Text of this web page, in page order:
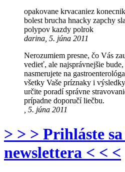
opakovane krvacaniez
bolest brucha hnacky zapchy
polypov kazdy polrok
darina, 5. júna 2011
Nerozumiem presne, čo Vás
vedieť, ale najsprávnejšie
nasmerujete na
všetky Vaše príznaky i
určite poradí správne
prípadne doporučí liečbu.
, 5. júna 2011
> > > Prihláste
newslettera < < <